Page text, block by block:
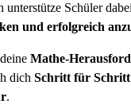
unterstütze Schüler
und erfolgreich
Mathe-
dich Schritt für Schritt
.